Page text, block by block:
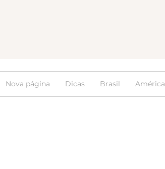
Nova página Dicas Brasil América